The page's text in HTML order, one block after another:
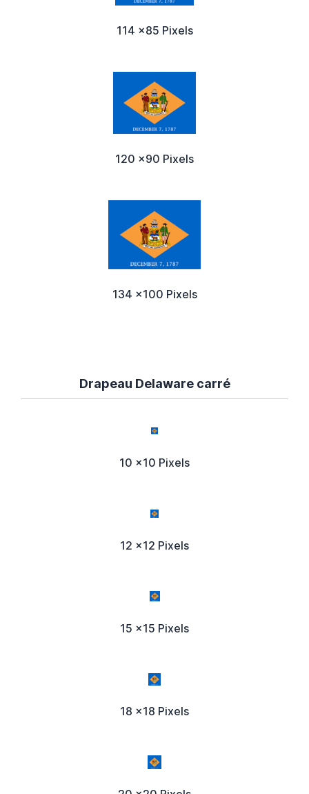
114 x85 Pixels
120 x90 Pixels
134 x100 Pixels
Drapeau Delaware carré
10 x10 Pixels
12 x12 Pixels
15 x15 Pixels
18 x18 Pixels